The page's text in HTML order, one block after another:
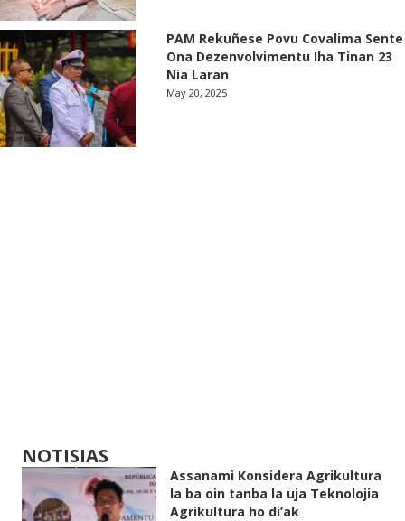
PAM Rekuñese Povu Covalima Sente
Ona Dezenvolvimentu Iha Tinan 23
Nia Laran
May 20, 2025
NOTISIAS
Assanami Konsidera Agrikultura
la ba oin tanba la uja Teknolojia
Agrikultura ho di’ak